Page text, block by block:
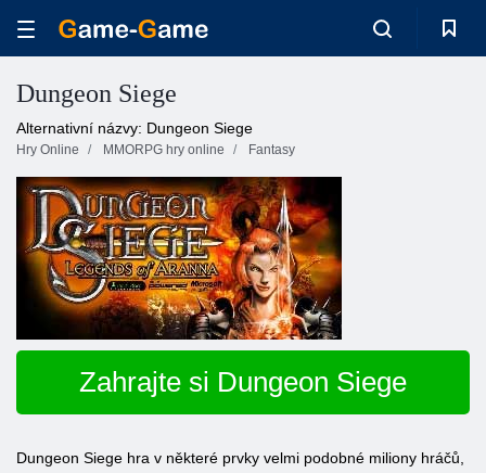
Dungeon Siege
Alternativní názvy: Dungeon Siege
Hry Online MMORPG hry online Fantasy
Zahrajte si Dungeon Siege
Dungeon Siege hra v některé prvky velmi podobné miliony hráčů,